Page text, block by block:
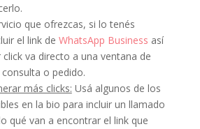
que ofrezcas, si lo tenés
el link de WhatsApp Business así
va directo a una ventana de
o pedido.
más clicks: Usá algunos de los
en la bio para incluir un llamado
qué van a encontrar el link que